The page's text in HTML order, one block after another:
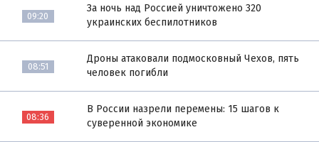
09:20
За ночь над Россией уничтожено 320
украинских беспилотников
08:51
Дроны атаковали подмосковный Чехов, пять
человек погибли
08:36
В России назрели перемены: 15 шагов к
суверенной экономике